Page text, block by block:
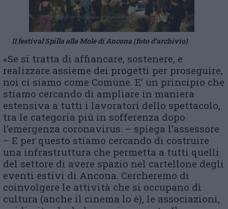
Il festival Spilla alla Mole di Ancona (foto d’archivio)
«Se si tratta di affiancare, sostenere, e
realizzare assieme dei progetti per proseguire,
noi ci siamo come Comune. E’ un principio che
stiamo cercando di ampliare in maniera
estensiva a tutti i lavoratori dello spettacolo,
tra le categoria più in sofferenza dopo
l’emergenza coronavirus. – spiega l’assessore
– E per questo stiamo cercando di costruire
una infrastruttura che permetta a tutti quelli
del settore di avere spazio nel cartellone degli
eventi estivi di Ancona. Cercheremo di
coinvolgere le attività che si occupano di
cultura (anche il cinema lo è), le associazioni,